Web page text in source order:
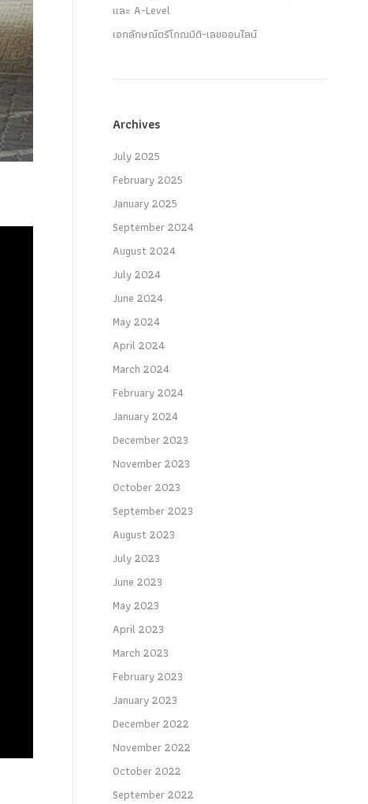
และ A-Level
เอกลักษณ์ตรีโกณมิติ-เลขออนไลน์
Archives
July 2025
February 2025
January 2025
September 2024
August 2024
July 2024
June 2024
May 2024
April 2024
March 2024
February 2024
January 2024
December 2023
November 2023
October 2023
September 2023
August 2023
July 2023
June 2023
May 2023
April 2023
March 2023
February 2023
January 2023
December 2022
November 2022
October 2022
September 2022